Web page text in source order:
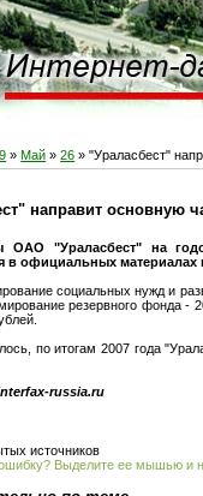
» Май » 26 » "Ураласбест"
направит основную
ОАО "Ураласбест" на
в официальных материалах
социальных нужд и
резервного фонда -
по итогам 2007 года
russia.ru
источников
Выделите ее мышью и